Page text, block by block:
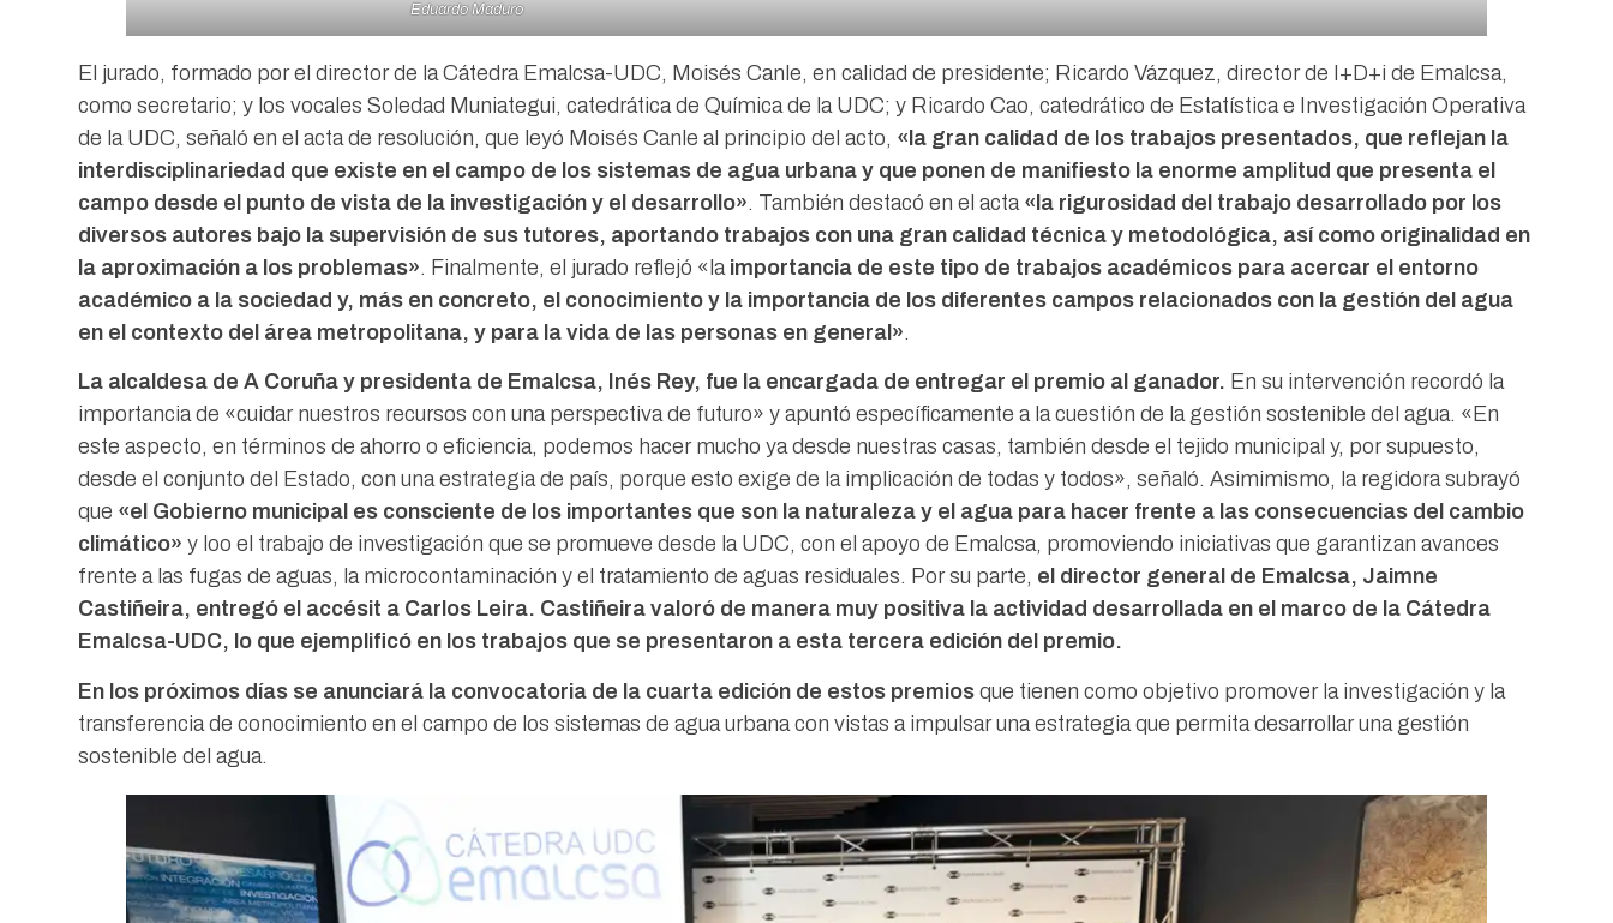
Eduardo Maduro
El jurado, formado por el director de la Cátedra Emalcsa-UDC, Moisés Canle, en calidad de presidente; Ricardo Vázquez, director de I+D+i de Emalcsa,
como secretario; y los vocales Soledad Muniategui, catedrática de Química de la UDC; y Ricardo Cao, catedrático de Estatística e Investigación Operativa
de la UDC, señaló en el acta de resolución, que leyó Moisés Canle al principio del acto, «la gran calidad de los trabajos presentados, que reflejan la
interdisciplinariedad que existe en el campo de los sistemas de agua urbana y que ponen de manifiesto la enorme amplitud que presenta el
campo desde el punto de vista de la investigación y el desarrollo». También destacó en el acta «la rigurosidad del trabajo desarrollado por los
diversos autores bajo la supervisión de sus tutores, aportando trabajos con una gran calidad técnica y metodológica, así como originalidad en
la aproximación a los problemas». Finalmente, el jurado reflejó «la importancia de este tipo de trabajos académicos para acercar el entorno
académico a la sociedad y, más en concreto, el conocimiento y la importancia de los diferentes campos relacionados con la gestión del agua
en el contexto del área metropolitana, y para la vida de las personas en general».
La alcaldesa de A Coruña y presidenta de Emalcsa, Inés Rey, fue la encargada de entregar el premio al ganador. En su intervención recordó la
importancia de «cuidar nuestros recursos con una perspectiva de futuro» y apuntó específicamente a la cuestión de la gestión sostenible del agua. «En
este aspecto, en términos de ahorro o eficiencia, podemos hacer mucho ya desde nuestras casas, también desde el tejido municipal y, por supuesto,
desde el conjunto del Estado, con una estrategia de país, porque esto exige de la implicación de todas y todos», señaló. Asimimismo, la regidora subrayó
que «el Gobierno municipal es consciente de los importantes que son la naturaleza y el agua para hacer frente a las consecuencias del cambio
climático» y loo el trabajo de investigación que se promueve desde la UDC, con el apoyo de Emalcsa, promoviendo iniciativas que garantizan avances
frente a las fugas de aguas, la microcontaminación y el tratamiento de aguas residuales. Por su parte, el director general de Emalcsa, Jaimne
Castiñeira, entregó el accésit a Carlos Leira. Castiñeira valoró de manera muy positiva la actividad desarrollada en el marco de la Cátedra
Emalcsa-UDC, lo que ejemplificó en los trabajos que se presentaron a esta tercera edición del premio.
En los próximos días se anunciará la convocatoria de la cuarta edición de estos premios que tienen como objetivo promover la investigación y la
transferencia de conocimiento en el campo de los sistemas de agua urbana con vistas a impulsar una estrategia que permita desarrollar una gestión
sostenible del agua.